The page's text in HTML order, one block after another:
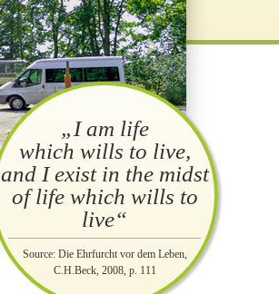
„I am life
which wills to live,
and I exist in the midst
of life which wills to
live“
Source: Die Ehrfurcht vor dem Leben,
C.H.Beck, 2008, p. 111